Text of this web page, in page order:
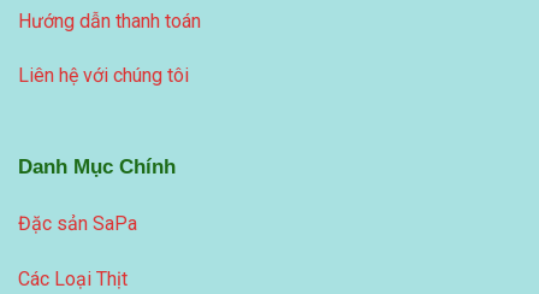
Hướng dẫn thanh toán
Liên hệ với chúng tôi
Danh Mục Chính
Đặc sản SaPa
Các Loại Thịt